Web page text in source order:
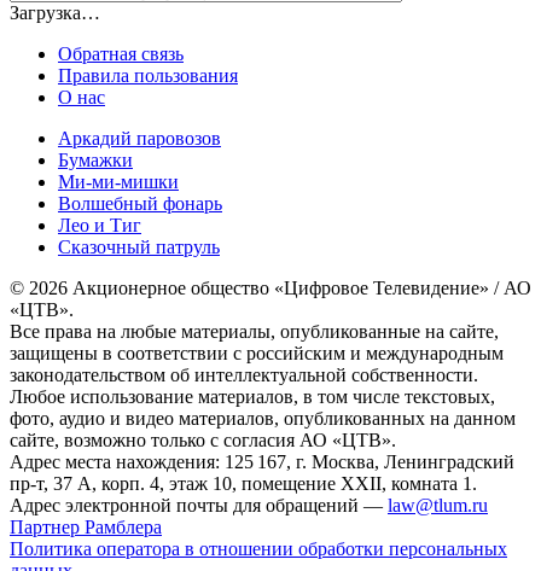
Загрузка…
Обратная связь
Правила пользования
О нас
Аркадий паровозов
Бумажки
Ми-ми-мишки
Волшебный фонарь
Лео и Тиг
Сказочный патруль
© 2026 Акционерное общество «Цифровое Телевидение» / АО
«ЦТВ».
Все права на любые материалы, опубликованные на сайте,
защищены в соответствии с российским и международным
законодательством об интеллектуальной собственности.
Любое использование материалов, в том числе текстовых,
фото, аудио и видео материалов, опубликованных на данном
сайте, возможно только с согласия АО «ЦТВ».
Адрес места нахождения: 125 167, г. Москва, Ленинградский
пр-т, 37 А, корп. 4, этаж 10, помещение XXII, комната 1.
Адрес электронной почты для обращений — law@tlum.ru
Партнер Рамблера
Политика оператора в отношении обработки персональных